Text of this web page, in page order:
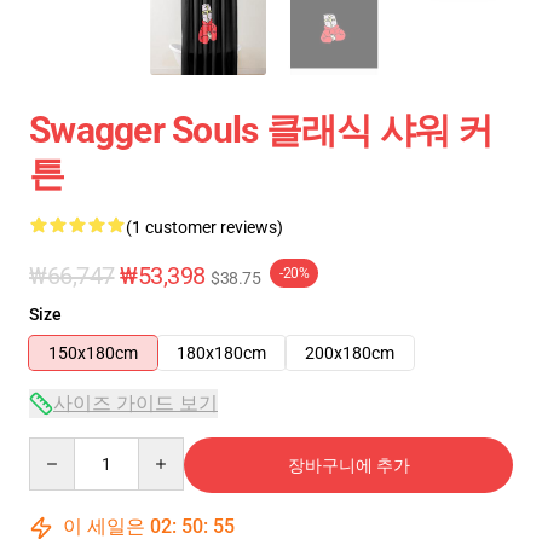
Swagger Souls 클래식 샤워 커
튼
(1 customer reviews)
₩66,747 ₩53,398 $38.75 -20%
Size
150x180cm
180x180cm 200x180cm
사이즈 가이드 보기
장바구니에 추가
이 세일은 02: 50: 55